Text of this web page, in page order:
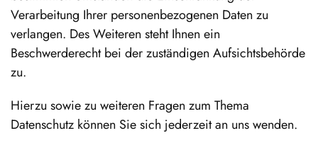
Verarbeitung Ihrer personenbezogenen Daten zu
verlangen. Des Weiteren steht Ihnen ein
Beschwerderecht bei der zuständigen Aufsichtsbehörde
zu.
Hierzu sowie zu weiteren Fragen zum Thema
Datenschutz können Sie sich jederzeit an uns wenden.